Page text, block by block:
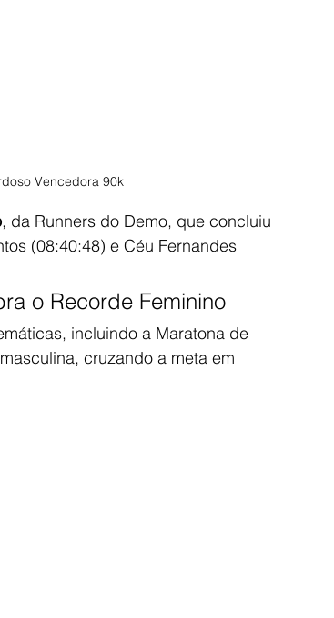
Vencedora 90k
, da Runners do Demo, que concluiu
(08:40:48) e Céu Fernandes
o Recorde Feminino
incluindo a Maratona de
cruzando a meta em